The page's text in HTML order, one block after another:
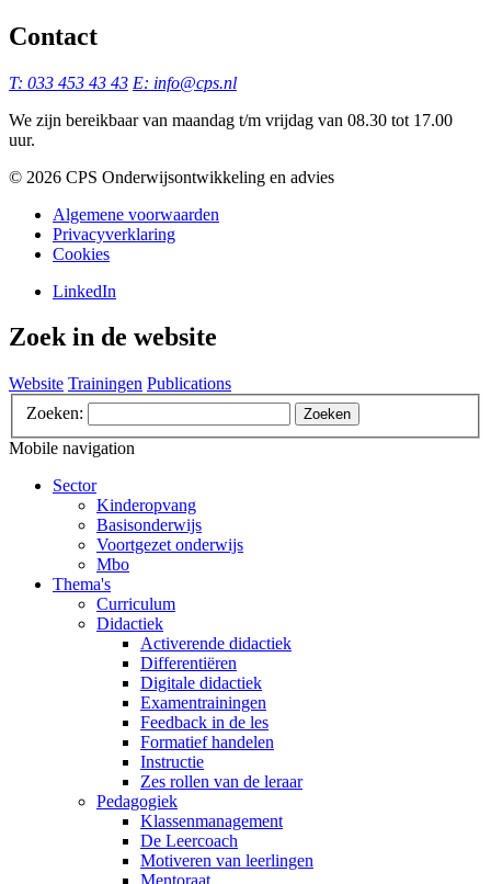
Contact
T: 033 453 43 43 E: info@cps.nl
We zijn bereikbaar van maandag t/m vrijdag van 08.30 tot 17.00
uur.
©️ 2026 CPS Onderwijsontwikkeling en advies
Algemene voorwaarden
Privacyverklaring
Cookies
LinkedIn
Zoek in de website
Website Trainingen Publications
Zoeken:
Zoeken
Mobile navigation
Sector
Kinderopvang
Basisonderwijs
Voortgezet onderwijs
Mbo
Thema's
Curriculum
Didactiek
Activerende didactiek
Differentiëren
Digitale didactiek
Examentrainingen
Feedback in de les
Formatief handelen
Instructie
Zes rollen van de leraar
Pedagogiek
Klassenmanagement
De Leercoach
Motiveren van leerlingen
Mentoraat